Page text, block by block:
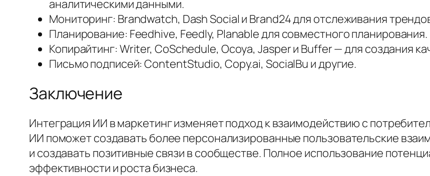
аналитическими данными.
Мониторинг: Brandwatch, Dash Social и Brand24 для отслеживания
Планирование: Feedhive, Feedly, Planable для совместного планирования.
Копирайтинг: Writer, CoSchedule, Ocoya, Jasper и Buffer — для создания
Письмо подписей: ContentStudio, Copy.ai, SocialBu и другие.
Заключение
Интеграция ИИ в маркетинг изменяет подход к взаимодействию с
ИИ поможет создавать более персонализированные пользовательские
и создавать позитивные связи в сообществе. Полное использование
эффективности и роста бизнеса.